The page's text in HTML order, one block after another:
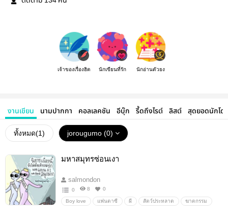
เจ้าของเรื่องฮิต นักเขียนที่รัก นักอ่านตัวยง
งานเขียน นามปากกา คอลเลคชัน อีบุ๊ก รี้ดถึงไรต์ ลิสต์ สุดยอดนักโด
ทั้งหมด(1) jorougumo (0)
มหาสมุทรซ่อนเงา
salmondon
0 8 0
Boy love แฟนตาซี ผี สัตว์ประหลาด ฆาตกรรม